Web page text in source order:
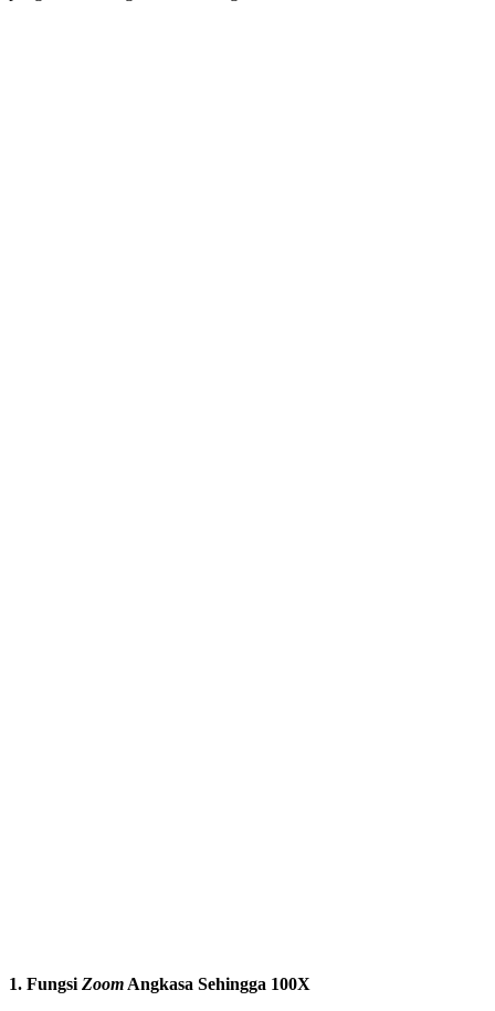
1. Fungsi Zoom Angkasa Sehingga 100X